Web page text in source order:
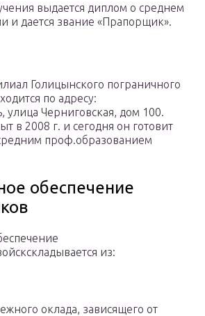
выдается диплом о среднем
и дается звание «Прапорщик».
Голицынского пограничного
по адресу:
улица Черниговская, дом 100.
в 2008 г. и сегодня он готовит
проф.образованием
обеспечение
из:
оклада, зависящего от